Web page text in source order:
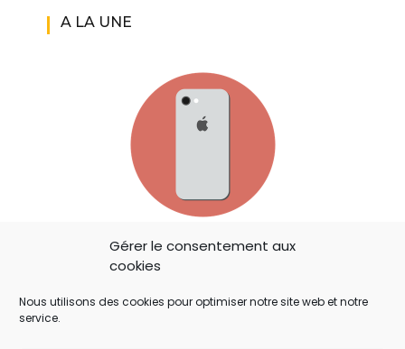
Gérer le consentement aux
cookies
Nous utilisons des cookies pour optimiser notre site web et notre
service.
A LA UNE
IOS 14: APPLE A AJOUTÉ UN BOUTON
SECRET QUI A ÉCHAPPÉ À TOUT LE MONDE !